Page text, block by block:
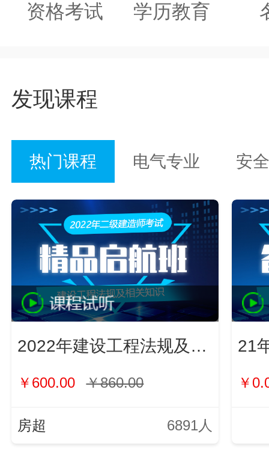
资格考试 学历教育
发现课程
热门课程 电气专业 安
2022年建设工程法规及相关知识
￥600.00 ￥860.00
房超 6891人
21
￥